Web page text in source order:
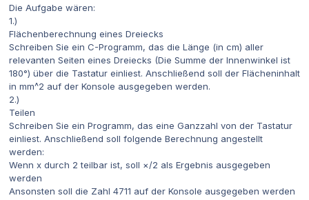
Die Aufgabe wären:
1.)
Flächenberechnung eines Dreiecks
Schreiben Sie ein C-Programm, das die Länge (in cm) aller
relevanten Seiten eines Dreiecks (Die Summe der Innenwinkel ist
180°) über die Tastatur einliest. Anschließend soll der Flächeninhalt
in mm^2 auf der Konsole ausgegeben werden.
2.)
Teilen
Schreiben Sie ein Programm, das eine Ganzzahl von der Tastatur
einliest. Anschließend soll folgende Berechnung angestellt
werden:
Wenn x durch 2 teilbar ist, soll ×/2 als Ergebnis ausgegeben
werden
Ansonsten soll die Zahl 4711 auf der Konsole ausgegeben werden